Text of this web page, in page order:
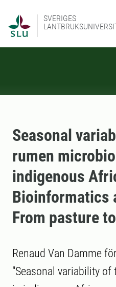
SVERIGES
Seasonal
rumen
indigenous
Bioinformatics
From pasture
Renaud Van Damme
"Seasonal variability